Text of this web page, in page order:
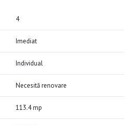
și oferă posibilități de utilizare mixtă –
sau programarea unei vizionări, vă rugăm
4
Imediat
Individual
Necesită renovare
113.4 mp